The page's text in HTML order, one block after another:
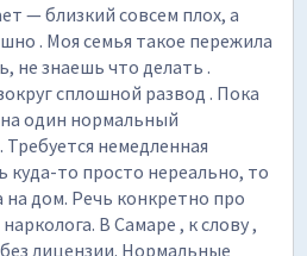
— близкий совсем плох, а
. Моя семья такое пережила
не знаешь что делать .
сплошной развод . Пока
на один нормальный
немедленная
куда-то просто нереально, то
дом. Речь конкретно про
В Самаре , к слову ,
лицензии. Нормальные